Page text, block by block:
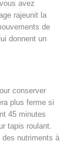
avez
rajeunit la
de
donnent un
conserver
plus ferme si
45 minutes
tapis roulant.
des nutriments à